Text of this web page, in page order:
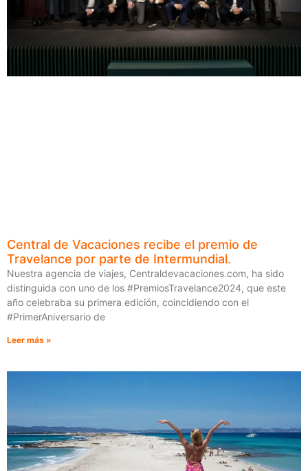
Central de Vacaciones recibe el premio de
Travelance por parte de Intermundial.
Nuestra agencia de viajes, Centraldevacaciones.com, ha sido
distinguida con uno de los #PremiosTravelance2024, que este
año celebraba su primera edición, coincidiendo con el
#PrimerAniversario de
Leer más »